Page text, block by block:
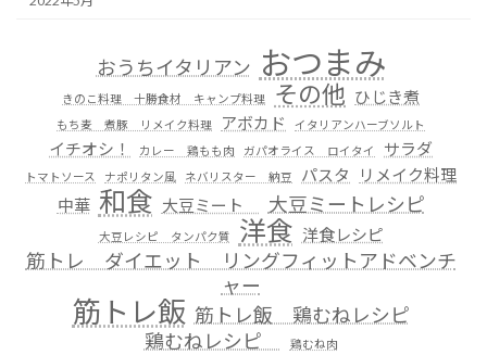
おうちイタリアン おつまみ
きのこ料理 十勝食材 キャンプ料理 その他 ひじき煮
もち麦 煮豚 リメイク料理 アボカド イタリアンハーブソルト
イチオシ！ カレー 鶏もも肉 ガパオライス ロイタイ サラダ
トマトソース ナポリタン風 ネバリスター 納豆 パスタ
リメイク料理
中華 和食 大豆ミート 大豆ミートレシピ
大豆レシピ タンパク質 洋食 洋食レシピ
筋トレ ダイエット リングフィットアドベンチ
ャー
筋トレ飯 筋トレ飯 鶏むねレシピ
鶏むねレシピ
鶏むね肉